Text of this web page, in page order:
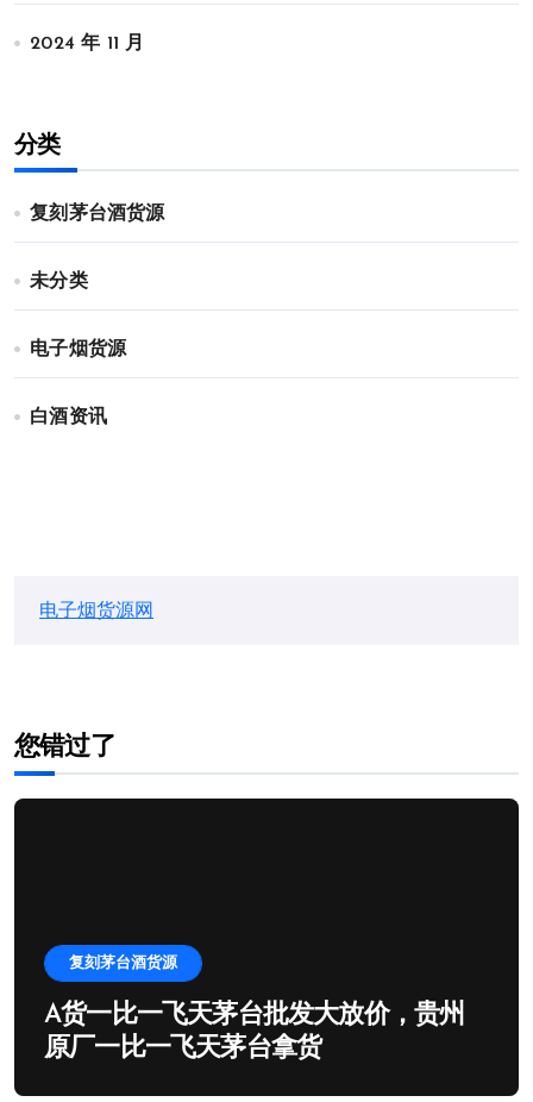
2024 年 11 月
分类
复刻茅台酒货源
未分类
电子烟货源
白酒资讯
电子烟货源网
您错过了
复刻茅台酒货源
A货一比一飞天茅台批发大放价，贵州
原厂一比一飞天茅台拿货